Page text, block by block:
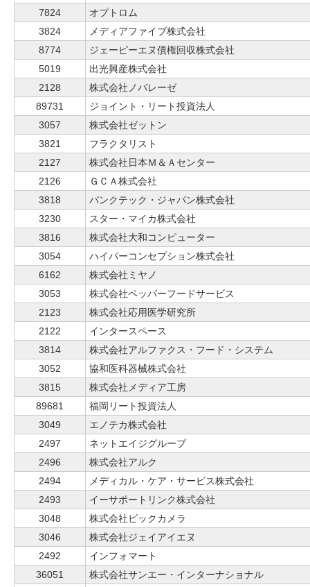
7824
オプトロム
3824
メディアファイブ株式会社
8774
ジェーピーエヌ債権回収株式会社
5019
出光興産株式会社
2128
株式会社ノバレーゼ
89731
ジョイント・リート投資法人
3057
株式会社ゼットン
3821
フラクタリスト
2127
株式会社日本Ｍ＆Ａセンター
2126
ＧＣＡ株式会社
3818
バンクテック・ジャパン株式会社
3230
スター・マイカ株式会社
3816
株式会社大和コンピューター
3054
ハイパーコンセプション株式会社
6162
株式会社ミヤノ
3053
株式会社ペッパーフードサービス
2123
株式会社応用医学研究所
2122
インタースペース
3814
株式会社アルファクス・フード・システム
3052
協和医科器械株式会社
3815
株式会社メディア工房
89681
福岡リート投資法人
3049
エノテカ株式会社
2497
ネットエイジグループ
2496
株式会社アルク
2494
メディカル・ケア・サービス株式会社
2493
イーサポートリンク株式会社
3048
株式会社ビックカメラ
3046
株式会社ジェイアイエヌ
2492
インフォマート
36051
株式会社サンエー・インターナショナル